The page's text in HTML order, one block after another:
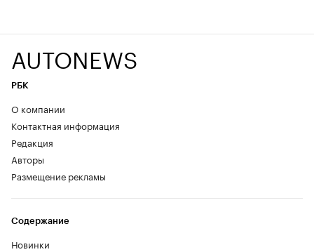
AUTONEWS
РБК
О компании
Контактная информация
Редакция
Авторы
Размещение рекламы
Содержание
Новинки